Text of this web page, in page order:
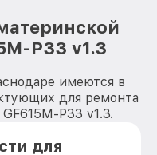
P33 v1.3
имеются в
для ремонта
P33 v1.3.
для